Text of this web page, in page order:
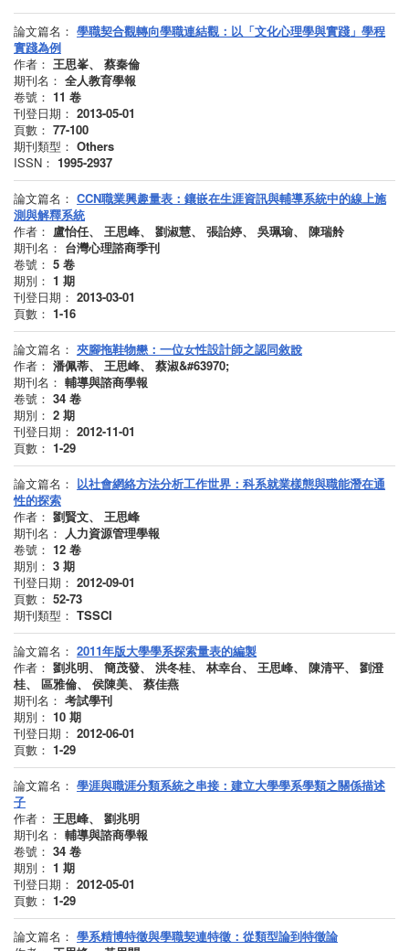
論文篇名： 學職契合觀轉向學職連結觀：以「文化心理學與實踐」學程
實踐為例
作者： 王思峯、 蔡秦倫
期刊名： 全人教育學報
卷號： 11 卷
刊登日期： 2013-05-01
頁數： 77-100
期刊類型： Others
ISSN： 1995-2937
論文篇名： CCN職業興趣量表：鑲嵌在生涯資訊與輔導系統中的線上施
測與解釋系統
作者： 盧怡任、 王思峰、 劉淑慧、 張詒婷、 吳珮瑜、 陳瑞舲
期刊名： 台灣心理諮商季刊
卷號： 5 卷
期別： 1 期
刊登日期： 2013-03-01
頁數： 1-16
論文篇名： 夾腳拖鞋物戀：一位女性設計師之認同敘說
作者： 潘佩蒂、 王思峰、 蔡淑&#63970;
期刊名： 輔導與諮商學報
卷號： 34 卷
期別： 2 期
刊登日期： 2012-11-01
頁數： 1-29
論文篇名： 以社會網絡方法分析工作世界：科系就業樣態與職能潛在通
性的探索
作者： 劉賢文、 王思峰
期刊名： 人力資源管理學報
卷號： 12 卷
期別： 3 期
刊登日期： 2012-09-01
頁數： 52-73
期刊類型： TSSCI
論文篇名： 2011年版大學學系探索量表的編製
作者： 劉兆明、 簡茂發、 洪冬桂、 林幸台、 王思峰、 陳清平、 劉澄
桂、 區雅倫、 侯陳美、 蔡佳燕
期刊名： 考試學刊
期別： 10 期
刊登日期： 2012-06-01
頁數： 1-29
論文篇名： 學涯與職涯分類系統之串接：建立大學學系學類之關係描述
子
作者： 王思峰、 劉兆明
期刊名： 輔導與諮商學報
卷號： 34 卷
期別： 1 期
刊登日期： 2012-05-01
頁數： 1-29
論文篇名： 學系精博特徵與學職契連特徵：從類型論到特徵論